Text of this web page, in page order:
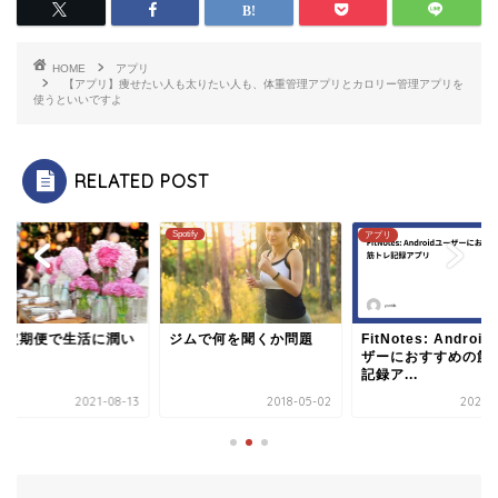
HOME
アプリ
【アプリ】痩せたい人も太りたい人も、体重管理アプリとカロリー管理アプリを
使うといいですよ
RELATED POST
定期便で生活に潤い
2021-08-13
Spotify
ジムで何を聞くか問題
2018-05-02
アプリ
FitNotes: Android
ザーにおすすめの筋
記録ア...
2026-